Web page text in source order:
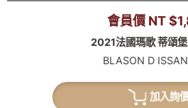
會員價 NT
2021法國瑪歌 蒂頌
BLASON D
加入詢